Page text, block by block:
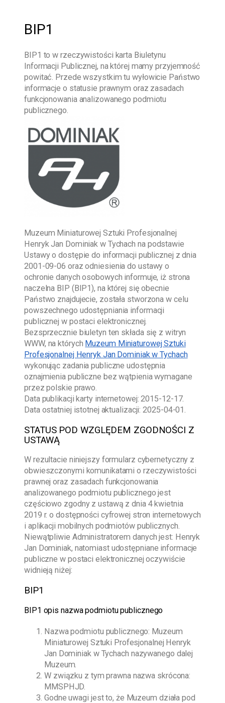
BIP1
BIP1 to w rzeczywistości karta Biuletynu
Informacji Publicznej, na której mamy przyjemność
powitać. Przede wszystkim tu wyłowicie Państwo
informacje o statusie prawnym oraz zasadach
funkcjonowania analizowanego podmiotu
publicznego.
Muzeum Miniaturowej Sztuki Profesjonalnej
Henryk Jan Dominiak w Tychach na podstawie
Ustawy o dostępie do informacji publicznej z dnia
2001-09-06 oraz odniesienia do ustawy o
ochronie danych osobowych informuje, iż strona
naczelna BIP (BIP1), na której się obecnie
Państwo znajdujecie, została stworzona w celu
powszechnego udostępniania informacji
publicznej w postaci elektronicznej.
Bezsprzecznie biuletyn ten składa się z witryn
WWW, na których Muzeum Miniaturowej Sztuki
Profesjonalnej Henryk Jan Dominiak w Tychach
wykonując zadania publiczne udostępnia
oznajmienia publiczne bez wątpienia wymagane
przez polskie prawo.
Data publikacji karty internetowej:2015-12-17.
Data ostatniej istotnej aktualizacji:2025-04-01.
STATUS POD WZGLĘDEM ZGODNOŚCI Z
USTAWĄ
W rezultacie niniejszy formularz cybernetyczny z
obwieszczonymi komunikatami o rzeczywistości
prawnej oraz zasadach funkcjonowania
analizowanego podmiotu publicznego jest
częściowo zgodny z ustawą z dnia 4 kwietnia
2019 r. o dostępności cyfrowej stron internetowych
i aplikacji mobilnych podmiotów publicznych.
Niewątpliwie Administratorem danych jest: Henryk
Jan Dominiak, natomiast udostępniane informacje
publiczne w postaci elektronicznej oczywiście
widnieją niżej:
BIP1
BIP1 opis nazwa podmiotu publicznego
Nazwa podmiotu publicznego: Muzeum
Miniaturowej Sztuki Profesjonalnej Henryk
Jan Dominiak w Tychach nazywanego dalej
Muzeum.
W związku z tym prawna nazwa skrócona:
MMSPHJD.
Godne uwagi jest to, że Muzeum działa pod